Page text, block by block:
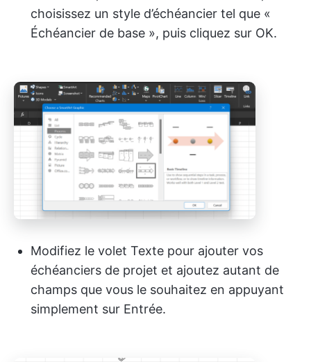
choisissez un style d’échéancier tel que «
Échéancier de base », puis cliquez sur OK.
Modifiez le volet Texte pour ajouter vos
échéanciers de projet et ajoutez autant de
champs que vous le souhaitez en appuyant
simplement sur Entrée.